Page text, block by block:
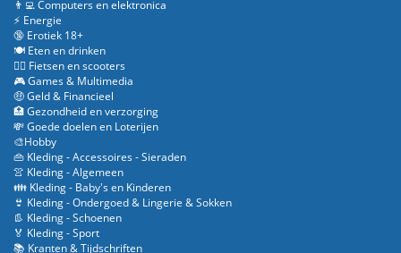
👨‍💻 Computers en elektronica
⚡ Energie
🔞 Erotiek 18+
🍽️ Eten en drinken
🚴‍♂️ Fietsen en scooters
🎮 Games & Multimedia
🤑 Geld & Financieel
🏥 Gezondheid en verzorging
💸 Goede doelen en Loterijen
🎨Hobby
👜 Kleding - Accessoires - Sieraden
👚 Kleding - Algemeen
👪 Kleding - Baby's en Kinderen
👙 Kleding - Ondergoed & Lingerie & Sokken
👢 Kleding - Schoenen
🏅 Kleding - Sport
📚 Kranten & Tijdschriften